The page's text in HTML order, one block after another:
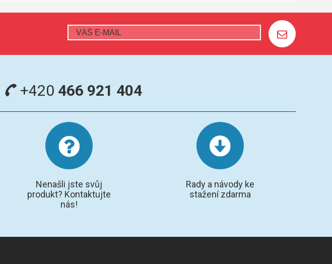
+420 466 921 404
Nenašli jste svůj
produkt? Kontaktujte
nás!
Rady a návody ke
stažení zdarma